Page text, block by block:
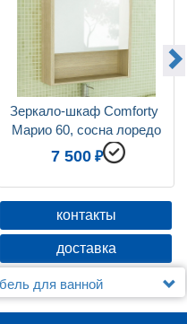
на 1 отверстие
машиной
Марио
Зеркало-шкаф Comforty
Марио 60, сосна лоредо
7 500
контакты
доставка
для ванной